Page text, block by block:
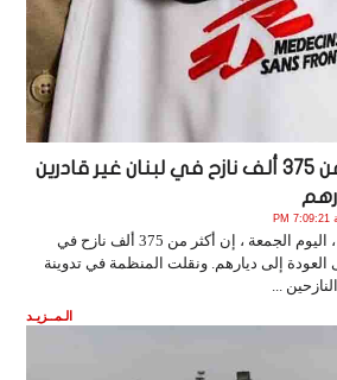
أطباء بلاحدود: أكثر من 375 ألف نازح في لبنان غير قادرين
قالت منظمة أطباء بلاحدود ، اليوم الجمعة ، إن أكثر من 375 ألف نازح في
إلى ديارهم. ونقلت المنظمة في تدوينة
...
الـمــزيـد